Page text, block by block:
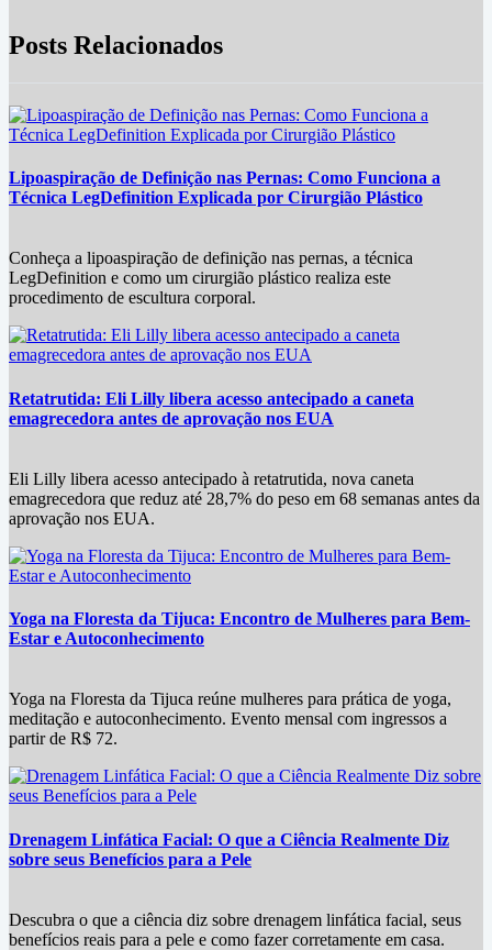
Posts Relacionados
Lipoaspiração de Definição nas Pernas: Como Funciona a
Técnica LegDefinition Explicada por Cirurgião Plástico
Conheça a lipoaspiração de definição nas pernas, a técnica
LegDefinition e como um cirurgião plástico realiza este
procedimento de escultura corporal.
Retatrutida: Eli Lilly libera acesso antecipado a caneta
emagrecedora antes de aprovação nos EUA
Eli Lilly libera acesso antecipado à retatrutida, nova caneta
emagrecedora que reduz até 28,7% do peso em 68 semanas antes da
aprovação nos EUA.
Yoga na Floresta da Tijuca: Encontro de Mulheres para Bem-
Estar e Autoconhecimento
Yoga na Floresta da Tijuca reúne mulheres para prática de yoga,
meditação e autoconhecimento. Evento mensal com ingressos a
partir de R$ 72.
Drenagem Linfática Facial: O que a Ciência Realmente Diz
sobre seus Benefícios para a Pele
Descubra o que a ciência diz sobre drenagem linfática facial, seus
benefícios reais para a pele e como fazer corretamente em casa.